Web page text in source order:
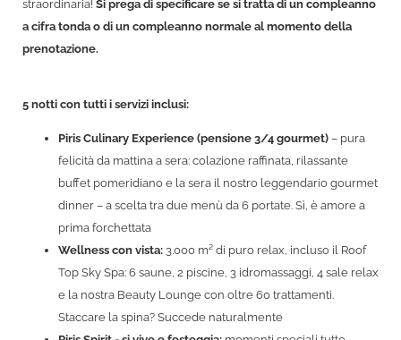
straordinaria! Si prega di specificare se si tratta di un compleanno
a cifra tonda o di un compleanno normale al momento della
prenotazione.
5 notti con tutti i servizi inclusi:
Piris Culinary Experience (pensione 3/4 gourmet) – pura
felicità da mattina a sera: colazione raffinata, rilassante
buffet pomeridiano e la sera il nostro leggendario gourmet
dinner – a scelta tra due menù da 6 portate. Sì, è amore a
prima forchettata
Wellness con vista: 3.000 m² di puro relax, incluso il Roof
Top Sky Spa: 6 saune, 2 piscine, 3 idromassaggi, 4 sale relax
e la nostra Beauty Lounge con oltre 60 trattamenti.
Staccare la spina? Succede naturalmente